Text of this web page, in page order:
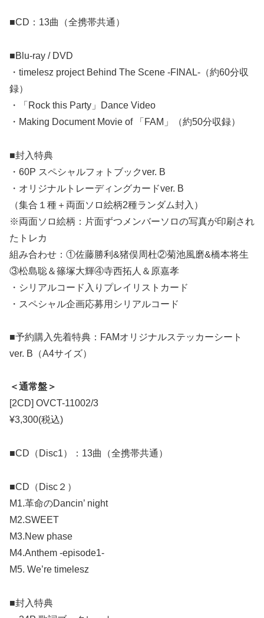
■CD：13曲（全携帯共通）
■Blu-ray / DVD
・timelesz project Behind The Scene -FINAL-（約60分収
録）
・「Rock this Party」Dance Video
・Making Document Movie of 「FAM」（約50分収録）
■封入特典
・60P スペシャルフォトブックver. B
・オリジナルトレーディングカードver. B
（集合１種＋両面ソロ絵柄2種ランダム封入）
※両面ソロ絵柄：片面ずつメンバーソロの写真が印刷され
たトレカ
組み合わせ：①佐藤勝利&猪俣周杜②菊池風磨&橋本将生
③松島聡＆篠塚大輝④寺西拓人＆原嘉孝
・シリアルコード入りプレイリストカード
・スペシャル企画応募用シリアルコード
■予約購入先着特典：FAMオリジナルステッカーシート
ver. B（A4サイズ）
＜通常盤＞
[2CD] OVCT-11002/3
¥3,300(税込)
■CD（Disc1）：13曲（全携帯共通）
■CD（Disc２）
M1.革命のDancin’ night
M2.SWEET
M3.New phase
M4.Anthem -episode1-
M5. We’re timelesz
■封入特典